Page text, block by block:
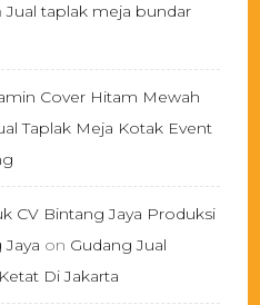
Jual taplak meja bundar
Cover Hitam Mewah
Taplak Meja Kotak Event
CV Bintang Jaya Produksi
on Gudang Jual
Di Jakarta